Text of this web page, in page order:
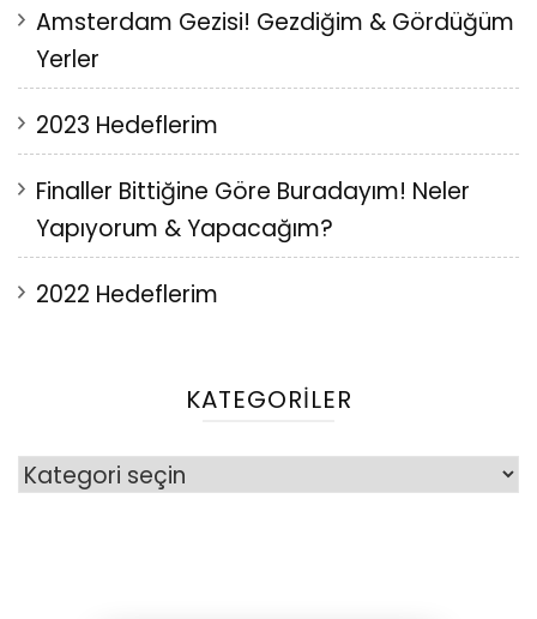
Amsterdam Gezisi! Gezdiğim & Gördüğüm
Yerler
2023 Hedeflerim
Finaller Bittiğine Göre Buradayım! Neler
Yapıyorum & Yapacağım?
2022 Hedeflerim
KATEGORILER
Kategoriler